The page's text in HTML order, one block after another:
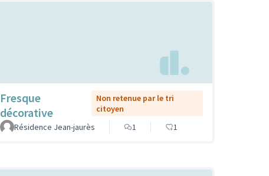
Fresque
décorative
Non retenue par le tri
citoyen
Résidence Jean-jaurès
1 1